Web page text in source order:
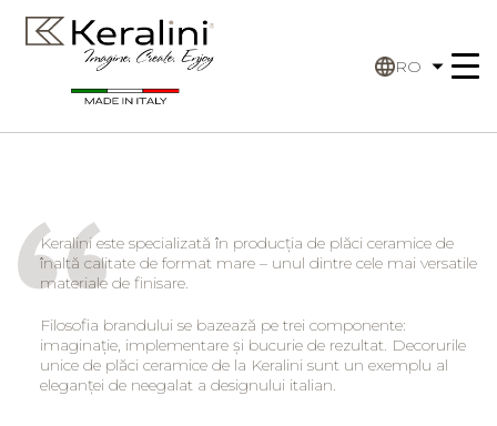
RO
Keralini este specializată în producția de plăci ceramice de
înaltă calitate de format mare – unul dintre cele mai versatile
materiale de finisare.
Filosofia brandului se bazează pe trei componente:
imaginație, implementare și bucurie de rezultat. Decorurile
unice de plăci ceramice de la Keralini sunt un exemplu al
eleganței de neegalat a designului italian.